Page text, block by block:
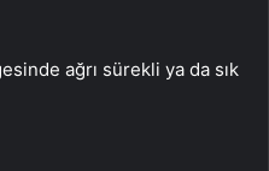
ağrı sürekli ya da sık